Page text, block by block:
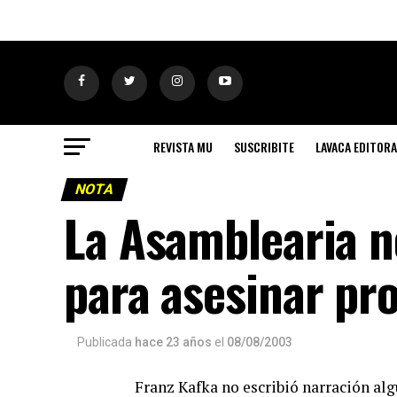
REVISTA MU SUSCRIBITE LAVACA EDITORA
NOTA
La Asamblearia
para asesinar
Publicada hace 23 años el 08/08/2003
Franz Kafka no escribió narración